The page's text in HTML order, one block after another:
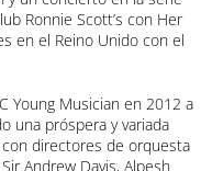
Ronnie Scott’s con Her
en el Reino Unido con el
Young Musicianen 2012 a
una próspera y variada
directores de orquesta
Sir Andrew Davis, Alpesh